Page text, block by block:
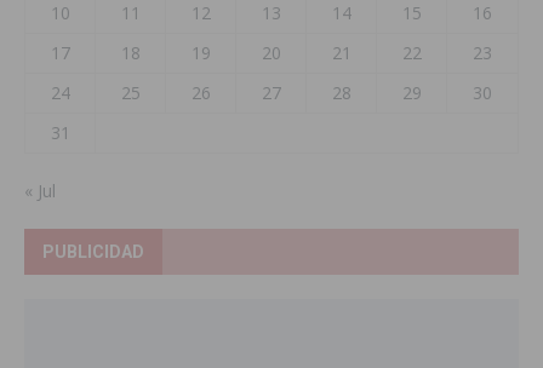
10
11 12 13 14 15
16
17
18 19 20 21 22
23
24
25 26 27 28 29
30
31
« Jul
PUBLICIDAD